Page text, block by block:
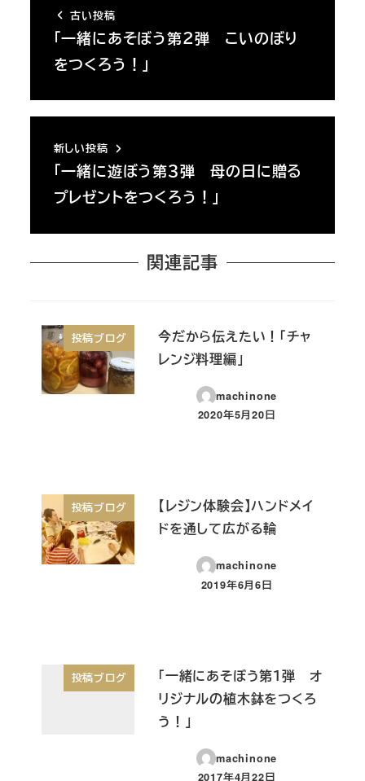
古い投稿
「一緒にあそぼう第２弾 こいのぼり
をつくろう！」
新しい投稿
「一緒に遊ぼう第３弾 母の日に贈る
プレゼントをつくろう！」
関連記事
投稿ブログ
今だから伝えたい！「チャ
レンジ料理編」
machinone
投稿日
2020年5月20日
投稿ブログ
【レジン体験会】ハンドメイ
ドを通して広がる輪
machinone
投稿日
2019年6月6日
投稿ブログ
「一緒にあそぼう第１弾 オ
リジナルの植木鉢をつくろ
う！」
machinone
2017年4月22日